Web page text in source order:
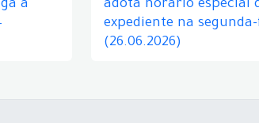
a
adota horário especial
expediente na
(26.06.2026)